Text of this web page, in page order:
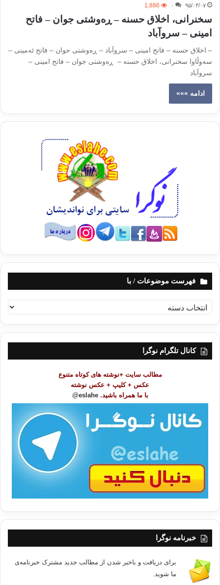
۹۵/۰۴/۰۷ ۰ 1,886
سخنرانی، اخلاق حسنه – ڕەوشتی جوان – فاتح
امینی – سروآباد
– اخلاق حسنه – فاتح امینی – سروآباد – ڕەوشتی جوان – فاتح ئەمینی –
سەوڵاوا سخنرانی، اخلاق حسنه – ڕەوشتی جوان – فاتح امینی –
سروآباد
ادامه »»»
فهرست موضوعات / با
ه
ر
کانال تلگرام نوگرا
مطالب سایت +نوشته های کوتاه متنوع
عکس + کلیپ + عکس نوشته
با ما همراه باشید. eslahe@
خبرنامه نوگرا
برای دریافت و باخبر شدن از مطالب جدید مشترک خبرنامه‌ی
ما شوید.